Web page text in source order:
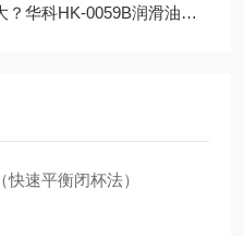
润滑油蒸发损失测定器的核心逻辑